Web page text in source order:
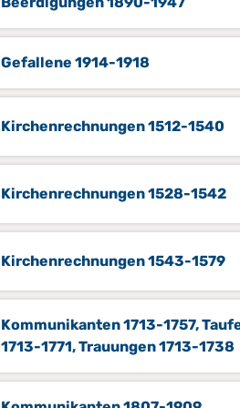
Gefallene 1914-1918
Kirchenrechnungen 1512-1540
Kirchenrechnungen 1528-1542
Kirchenrechnungen 1543-1579
Kommunikanten 1713-1757,
1713-1771, Trauungen 1713-1738